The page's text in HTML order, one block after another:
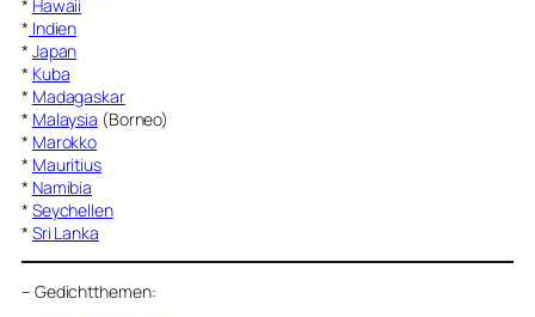
* Hawaii
* Indien
* Japan
* Kuba
* Madagaskar
* Malaysia (Borneo)
* Marokko
* Mauritius
* Namibia
* Seychellen
* Sri Lanka
– Gedichtthemen: